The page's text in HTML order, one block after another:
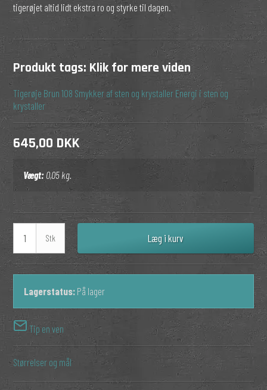
tigerøjet altid lidt ekstra ro og styrke til dagen.
Produkt tags: Klik for mere viden
Tigerøje Brun 108 Smykker af sten og krystaller Energi i sten og
krystaller
645,00 DKK
Vægt: 0,05 kg.
Stk Læg i kurv
Lagerstatus: På lager
Tip en ven
Størrelser og mål